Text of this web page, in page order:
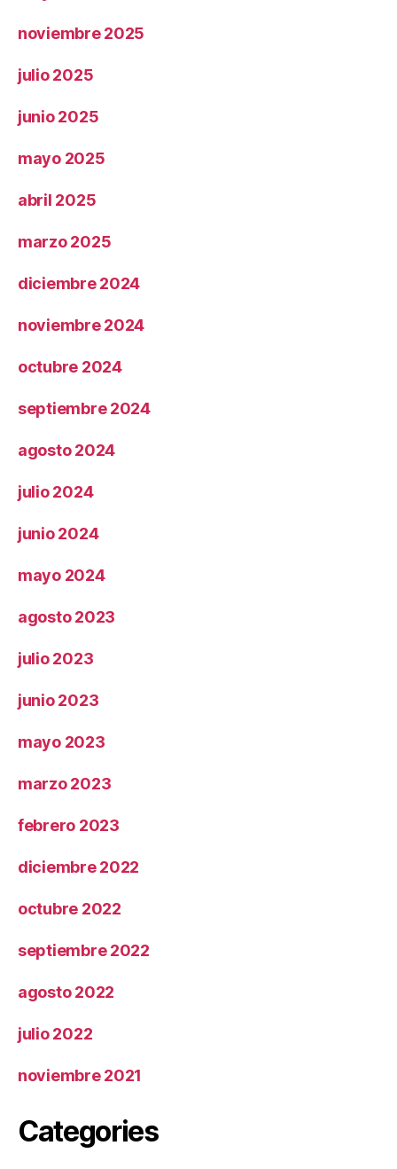
noviembre 2025
julio 2025
junio 2025
mayo 2025
abril 2025
marzo 2025
diciembre 2024
noviembre 2024
octubre 2024
septiembre 2024
agosto 2024
julio 2024
junio 2024
mayo 2024
agosto 2023
julio 2023
junio 2023
mayo 2023
marzo 2023
febrero 2023
diciembre 2022
octubre 2022
septiembre 2022
agosto 2022
julio 2022
noviembre 2021
Categories